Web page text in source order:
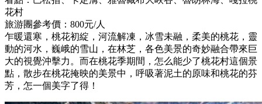
花村
旅游團參考價：800元/人
乍暖還寒，桃花初綻，河流解凍，冰雪未融，柔美的桃花，靈
動的河水，巍峨的雪山，在林芝，各色美景的奇妙融合帶來巨
大的視覺沖擊力。而在桃花季期間，怎么能少了桃花村這個景
點，散步在桃花掩映的美景中，呼吸著泥土的原味和桃花的芬
芳，怎一個美字了得！